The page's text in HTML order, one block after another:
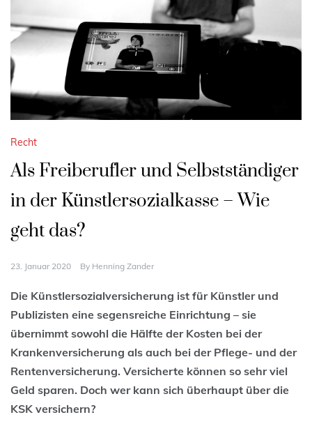
Recht
Als Freiberufler und Selbstständiger
in der Künstlersozialkasse – Wie
geht das?
23. Januar 2020 By Henning Zander
Die Künstlersozialversicherung ist für Künstler und
Publizisten eine segensreiche Einrichtung – sie
übernimmt sowohl die Hälfte der Kosten bei der
Krankenversicherung als auch bei der Pflege- und der
Rentenversicherung. Versicherte können so sehr viel
Geld sparen. Doch wer kann sich überhaupt über die
KSK versichern?